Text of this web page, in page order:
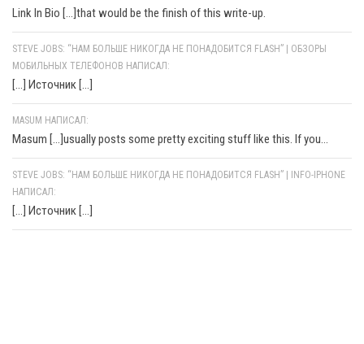
Link In Bio [...]that would be the finish of this write-up.
STEVE JOBS: “НАМ БОЛЬШЕ НИКОГДА НЕ ПОНАДОБИТСЯ FLASH” | ОБЗОРЫ
МОБИЛЬНЫХ ТЕЛЕФОНОВ НАПИСАЛ:
[…] Источник […]
MASUM НАПИСАЛ:
Masum [...]usually posts some pretty exciting stuff like this. If you...
STEVE JOBS: “НАМ БОЛЬШЕ НИКОГДА НЕ ПОНАДОБИТСЯ FLASH” | INFO-IPHONE
НАПИСАЛ:
[…] Источник […]